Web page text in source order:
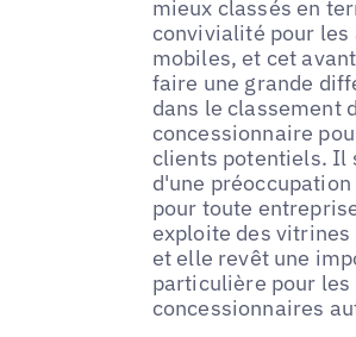
mieux classés en
convivialité pour les
mobiles, et cet
faire une grande
dans le classement
concessionnaire
clients potentiels. Il
d'une
pour toute
exploite des vitrines
et elle revêt une
particulière pour les
concessionnaires